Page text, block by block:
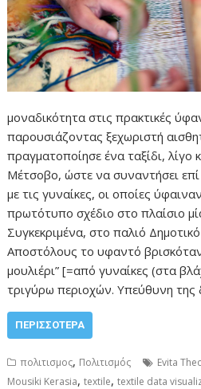
μοναδικότητα στις πρακτικές
παρουσιάζοντας ξεχωριστή
πραγματοποίησε ένα ταξίδι, λίγο
Μέτσοβο, ώστε να συναντήσει
με τις γυναίκες, οι οποίες
πρωτότυπο σχέδιο στο πλαίσιο
Συγκεκριμένα, στο παλιό
Αποστόλους το υφαντό
μουλιέρι” [=από γυναίκες (στα
τριγύρω περιοχών. Υπεύθυνη της
ΠΕΡΙΣΣΌΤΕΡΑ
πολιτισμος, Πολιτισμός Evita
Mousiki Kerasia,textile,textile data